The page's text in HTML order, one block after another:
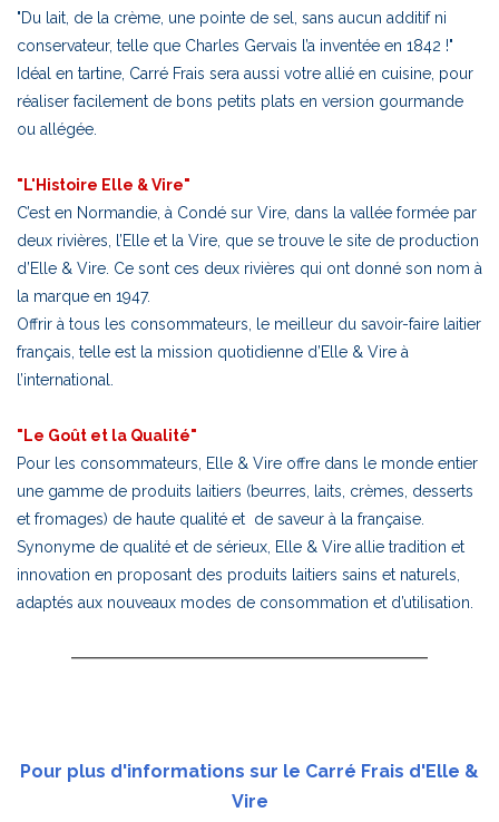
"Du lait, de la crème, une pointe de sel, sans aucun additif ni
conservateur, telle que Charles Gervais l’a inventée en 1842 !"
Idéal en tartine, Carré Frais sera aussi votre allié en cuisine, pour
réaliser facilement de bons petits plats en version gourmande
ou allégée.
"L'Histoire Elle & Vire"
C’est en Normandie, à Condé sur Vire, dans la vallée formée par
deux rivières, l’Elle et la Vire, que se trouve le site de production
d’Elle & Vire. Ce sont ces deux rivières qui ont donné son nom à
la marque en 1947.
Offrir à tous les consommateurs, le meilleur du savoir-faire laitier
français, telle est la mission quotidienne d’Elle & Vire à
l’international.
"Le Goût et la Qualité"
Pour les consommateurs, Elle & Vire offre dans le monde entier
une gamme de produits laitiers (beurres, laits, crèmes, desserts
et fromages) de haute qualité et de saveur à la française.
Synonyme de qualité et de sérieux, Elle & Vire allie tradition et
innovation en proposant des produits laitiers sains et naturels,
adaptés aux nouveaux modes de consommation et d’utilisation.
Pour plus d'informations sur le Carré Frais d'Elle &
Vire